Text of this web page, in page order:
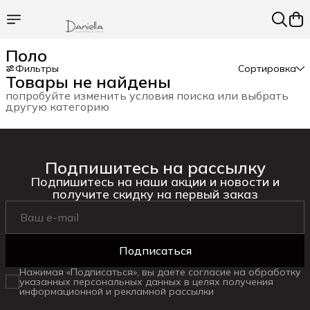
Поло
Фильтры Сортировка
Товары не найдены
попробуйте изменить условия поиска или выбрать
другую категорию
Подпишитесь на рассылку
Подпишитесь на наши акции и новости и
получите скидку на первый заказ
Подписаться
Нажимая «Подписаться», вы даете согласие на обработку
указанных персональных данных в целях получения
информационной и рекламной рассылки